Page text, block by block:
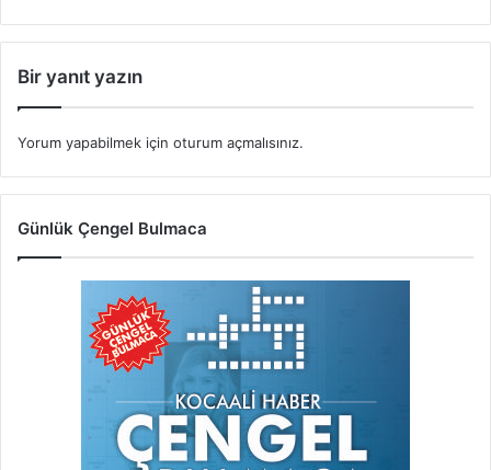
Bir yanıt yazın
Yorum yapabilmek için oturum açmalısınız.
Günlük Çengel Bulmaca